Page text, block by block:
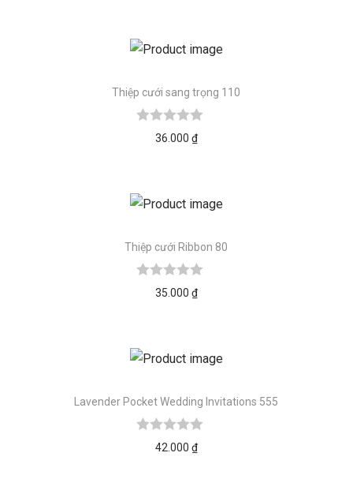
Thiệp cưới sang trọng 110
36.000 ₫
Thiệp cưới Ribbon 80
35.000 ₫
Lavender Pocket Wedding Invitations 555
42.000 ₫